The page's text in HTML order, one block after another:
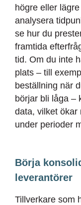
högre eller
analysera
se hur du
framtida
tid. Om du inte
plats – till
beställning när
börjar bli låga –
data, vilket ökar
under perioder
Börja
leverantörer
Tillverkare som